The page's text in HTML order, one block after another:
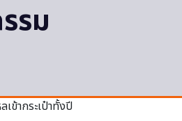
รม